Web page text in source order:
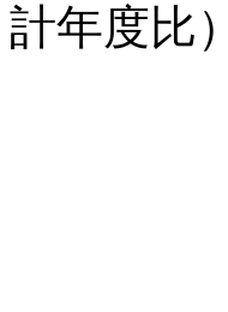
計年度比